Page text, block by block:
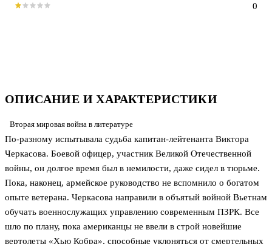
ОПИСАНИЕ И ХАРАКТЕРИСТИКИ
Вторая мировая война в литературе
По-разному испытывала судьба капитан-лейтенанта Виктора
Черкасова. Боевой офицер, участник Великой Отечественной
войны, он долгое время был в немилости, даже сидел в тюрьме.
Пока, наконец, армейское руководство не вспомнило о богатом
опыте ветерана. Черкасова направили в объятый войной Вьетнам
обучать военнослужащих управлению современным ПЗРК. Все
шло по плану, пока американцы не ввели в строй новейшие
вертолеты «Хью Кобра», способные уклоняться от смертельных
0